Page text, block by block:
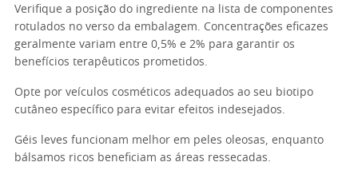
Verifique a posição do ingrediente na lista de componentes
rotulados no verso da embalagem. Concentrações eficazes
geralmente variam entre 0,5% e 2% para garantir os
benefícios terapêuticos prometidos.
Opte por veículos cosméticos adequados ao seu biotipo
cutâneo específico para evitar efeitos indesejados.
Géis leves funcionam melhor em peles oleosas, enquanto
bálsamos ricos beneficiam as áreas ressecadas.